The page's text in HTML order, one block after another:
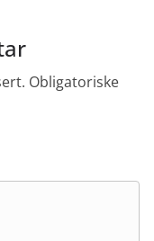
Obligatoriske